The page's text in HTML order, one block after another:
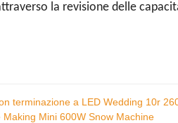
la revisione delle
terminazione a LED Wedding 10r
Mini 600W Snow Machine